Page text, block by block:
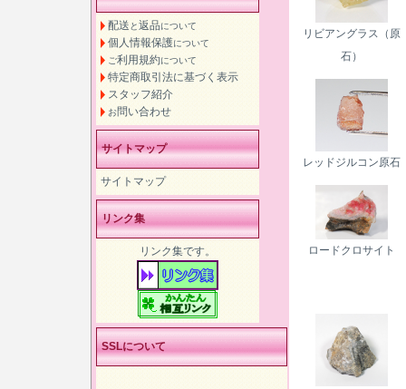
リビアングラス（原
石）
レッドジルコン原石
ロードクロサイト
配送 と返品について
個人情報保護について
ご利用規約について
特定商取引法に基づく表示
スタッフ紹介
お問い合わせ
サイトマップ
サイトマップ
リンク集
リンク集です。
SSLについて